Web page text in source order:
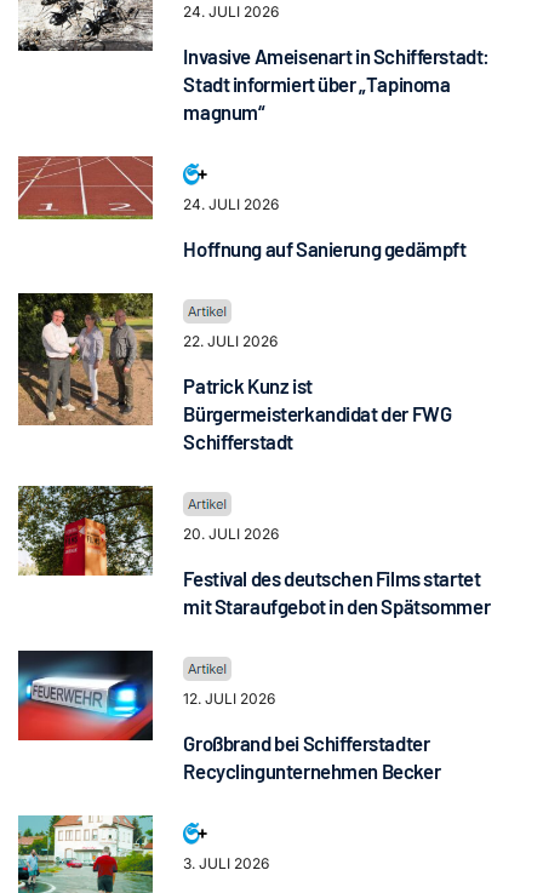
24. JULI 2026
Invasive Ameisenart in Schifferstadt:
Stadt informiert über „Tapinoma
magnum“
24. JULI 2026
Hoffnung auf Sanierung gedämpft
22. JULI 2026
Patrick Kunz ist
Bürgermeisterkandidat der FWG
Schifferstadt
20. JULI 2026
Festival des deutschen Films startet
mit Staraufgebot in den Spätsommer
12. JULI 2026
Großbrand bei Schifferstadter
Recyclingunternehmen Becker
3. JULI 2026